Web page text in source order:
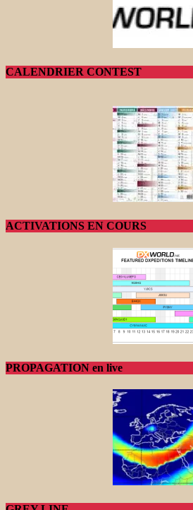
CALENDRIER CONTEST
ACTIVATIONS EN COURS
PROPAGATION en live